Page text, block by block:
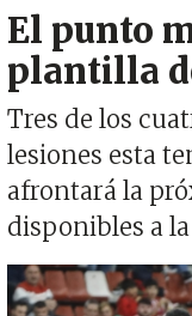
El punto
plantilla
Tres de los
lesiones esta
afrontará la
disponibles a
Imagen